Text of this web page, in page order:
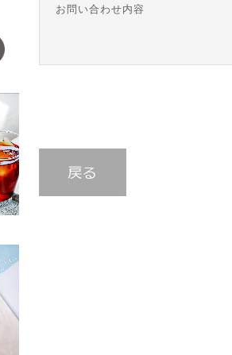
お問い合わせ内容